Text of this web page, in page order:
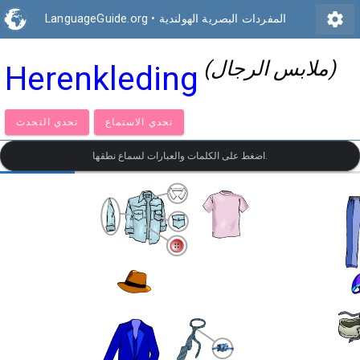
LanguageGuide.org • المفردات البصرية الهولندية settings
Herenkleding (ملابس الرجال)
تحدي التحدث تحدي الاستماع
اضغط على الكلمات والعبارات لسماع نطقها.